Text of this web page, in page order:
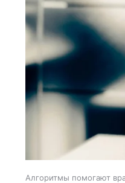
Алгоритмы помогают